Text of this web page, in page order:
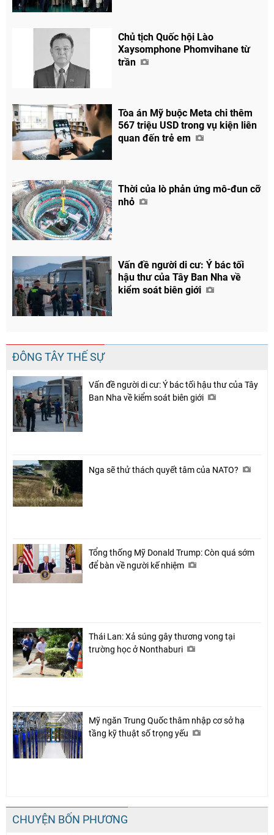
Facebook
Chủ tịch Quốc hội Lào
Xaysomphone Phomvihane từ
trần
Tòa án Mỹ buộc Meta chi thêm
567 triệu USD trong vụ kiện liên
quan đến trẻ em
Thời của lò phản ứng mô-đun cỡ
nhỏ
Vấn đề người di cư: Ý bác tối
hậu thư của Tây Ban Nha về
kiểm soát biên giới
ĐÔNG TÂY THẾ SỰ
Vấn đề người di cư: Ý bác tối hậu thư của Tây
Ban Nha về kiểm soát biên giới
Nga sẽ thử thách quyết tâm của NATO?
Tổng thống Mỹ Donald Trump: Còn quá sớm
để bàn về người kế nhiệm
Thái Lan: Xả súng gây thương vong tại
trường học ở Nonthaburi
Mỹ ngăn Trung Quốc thâm nhập cơ sở hạ
tầng kỹ thuật số trọng yếu
CHUYỆN BỐN PHƯƠNG